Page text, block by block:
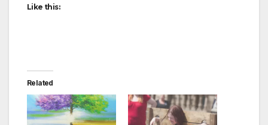
Like this:
Related